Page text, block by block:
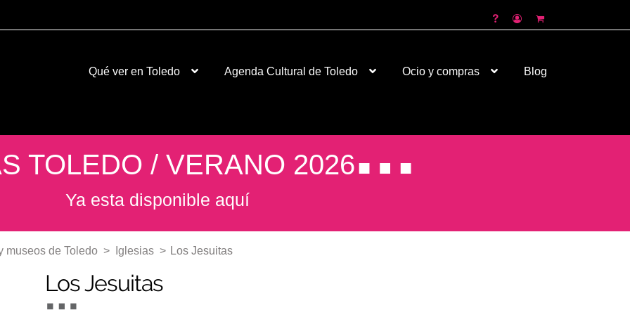
Qué ver en Toledo Agenda Cultural de Toledo Ocio y compras Blog
TOLEDO / VERANO 2026
Ya esta disponible aquí
museos de Toledo > Iglesias > Los Jesuitas
Los Jesuitas